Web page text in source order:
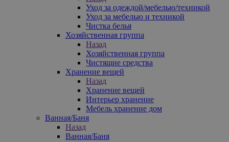
Уход за одеждой/мебелью/техникой
Уход за мебелью и техникой
Чистка белья
Хозяйственная группа
Назад
Хозяйственная группа
Чистящие средства
Хранение вещей
Назад
Хранение вещей
Интерьер хранение
Мебель хранение дом
Ванная/Баня
Назад
Ванная/Баня